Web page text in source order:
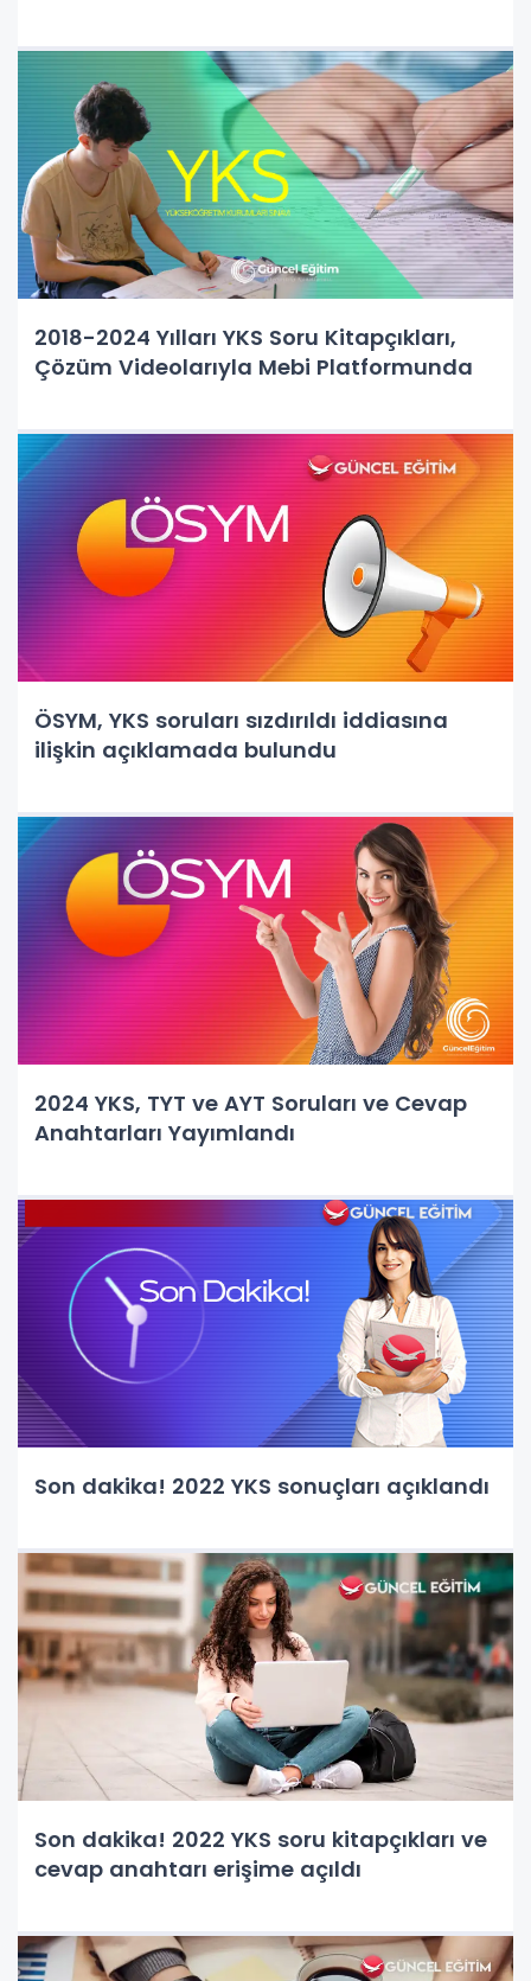
2018-2024 Yılları YKS Soru Kitapçıkları,
Çözüm Videolarıyla Mebi Platformunda
ÖSYM, YKS soruları sızdırıldı iddiasına
ilişkin açıklamada bulundu
2024 YKS, TYT ve AYT Soruları ve Cevap
Anahtarları Yayımlandı
Son dakika! 2022 YKS sonuçları açıklandı
Son dakika! 2022 YKS soru kitapçıkları ve
cevap anahtarı erişime açıldı